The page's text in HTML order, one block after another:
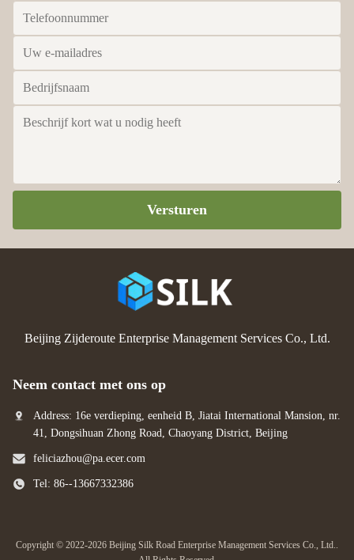
Versturen
Beijing Zijderoute Enterprise Management Services Co., Ltd.
Neem contact met ons op
Address: 16e verdieping, eenheid B, Jiatai International Mansion, nr.
41, Dongsihuan Zhong Road, Chaoyang District, Beijing
feliciazhou@pa.ecer.com
Tel: 86--13667332386
Copyright © 2022-2026 Beijing Silk Road Enterprise Management Services Co., Ltd..